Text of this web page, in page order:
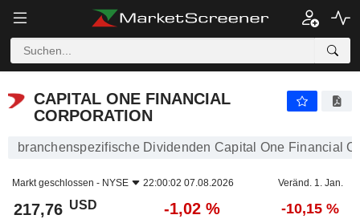
CAPITAL ONE FINANCIAL
CORPORATION
branchenspezifische Dividenden Capital One Financial
Markt geschlossen - NYSE 22:00:02 07.08.2026 Veränd. 1. Jan.
217,76 USD -1,02 % -10,15 %